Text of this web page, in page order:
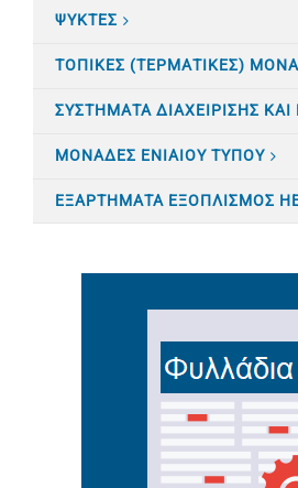
ΨΥΚΤΕΣ
ΤΟΠΙΚΕΣ (ΤΕΡΜΑΤΙΚΕΣ)
ΣΥΣΤΗΜΑΤΑ ΔΙΑΧΕΙΡΙΣΗΣ
ΜΟΝΑΔΕΣ ΕΝΙΑΙΟΥ ΤΥΠΟΥ
ΕΞΑΡΤΗΜΑΤΑ ΕΞΟΠΛΙΣΜΟΣ